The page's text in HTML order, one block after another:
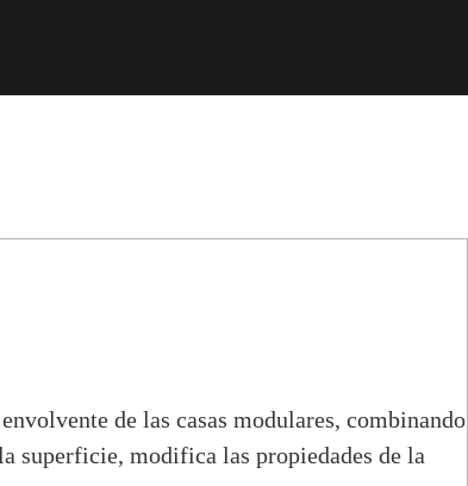
de las casas modulares, combinando
superficie, modifica las propiedades de la